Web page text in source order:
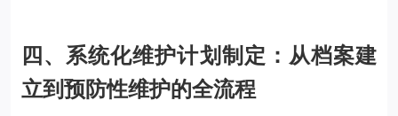
四、系统化维护计划制定：从档案建
立到预防性维护的全流程